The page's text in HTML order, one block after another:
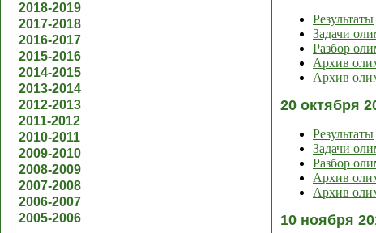
2018-2019
2017-2018
2016-2017
2015-2016
2014-2015
2013-2014
2012-2013
2011-2012
2010-2011
2009-2010
2008-2009
2007-2008
2006-2007
2005-2006
Результаты
Задачи
Разбор
Архив
Архив
20 октября
Результаты
Задачи
Разбор
Архив
Архив
10 ноября